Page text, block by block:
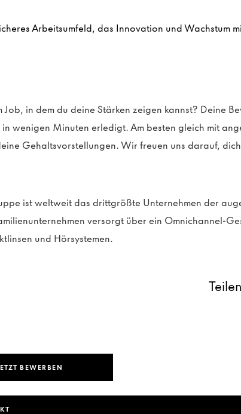
Arbeitsumfeld, das Innovation und Wachstum
Job, in dem du deine Stärken zeigen kannst? Deine
wenigen Minuten erledigt. Am besten gleich mit
Gehaltsvorstellungen. Wir freuen uns darauf,
ist weltweit das drittgrößte Unternehmen der
versorgt über ein Omnichannel-
und Hörsystemen.
BEWERBEN